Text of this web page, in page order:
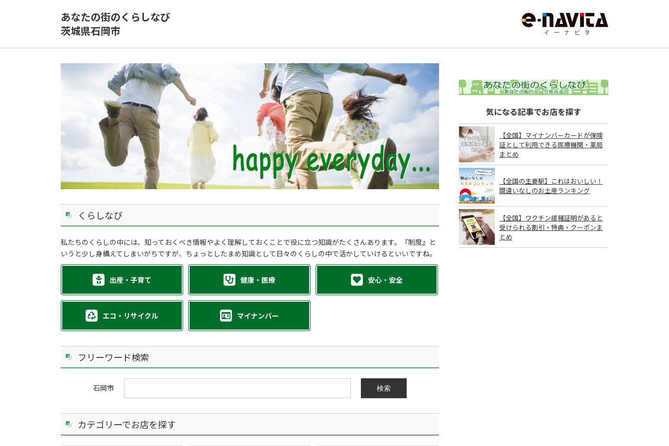
あなたの街のくらしなび
茨城県石岡市
くらしなび
私たちのくらしの中には、知っておくべき情報やよく理解しておくことで役に立つ知識がたくさんあります。『制度』と
いうと少し身構えてしまいがちですが、ちょっとしたまめ知識として日々のくらしの中で活かしていけるといいですね。
出産・子育て 健康・医療 安心・安全
エコ・リサイクル マイナンバー
フリーワード検索
石岡市 検索
カテゴリーでお店を探す
気になる記事でお店を探す
【全国】マイナンバーカードが保険
証として利用できる医療機関・薬局
まとめ
【全国の主要駅】これはおいしい！
間違いなしのお土産ランキング
【全国】ワクチン接種証明があると
受けられる割引・特典・クーポンま
とめ